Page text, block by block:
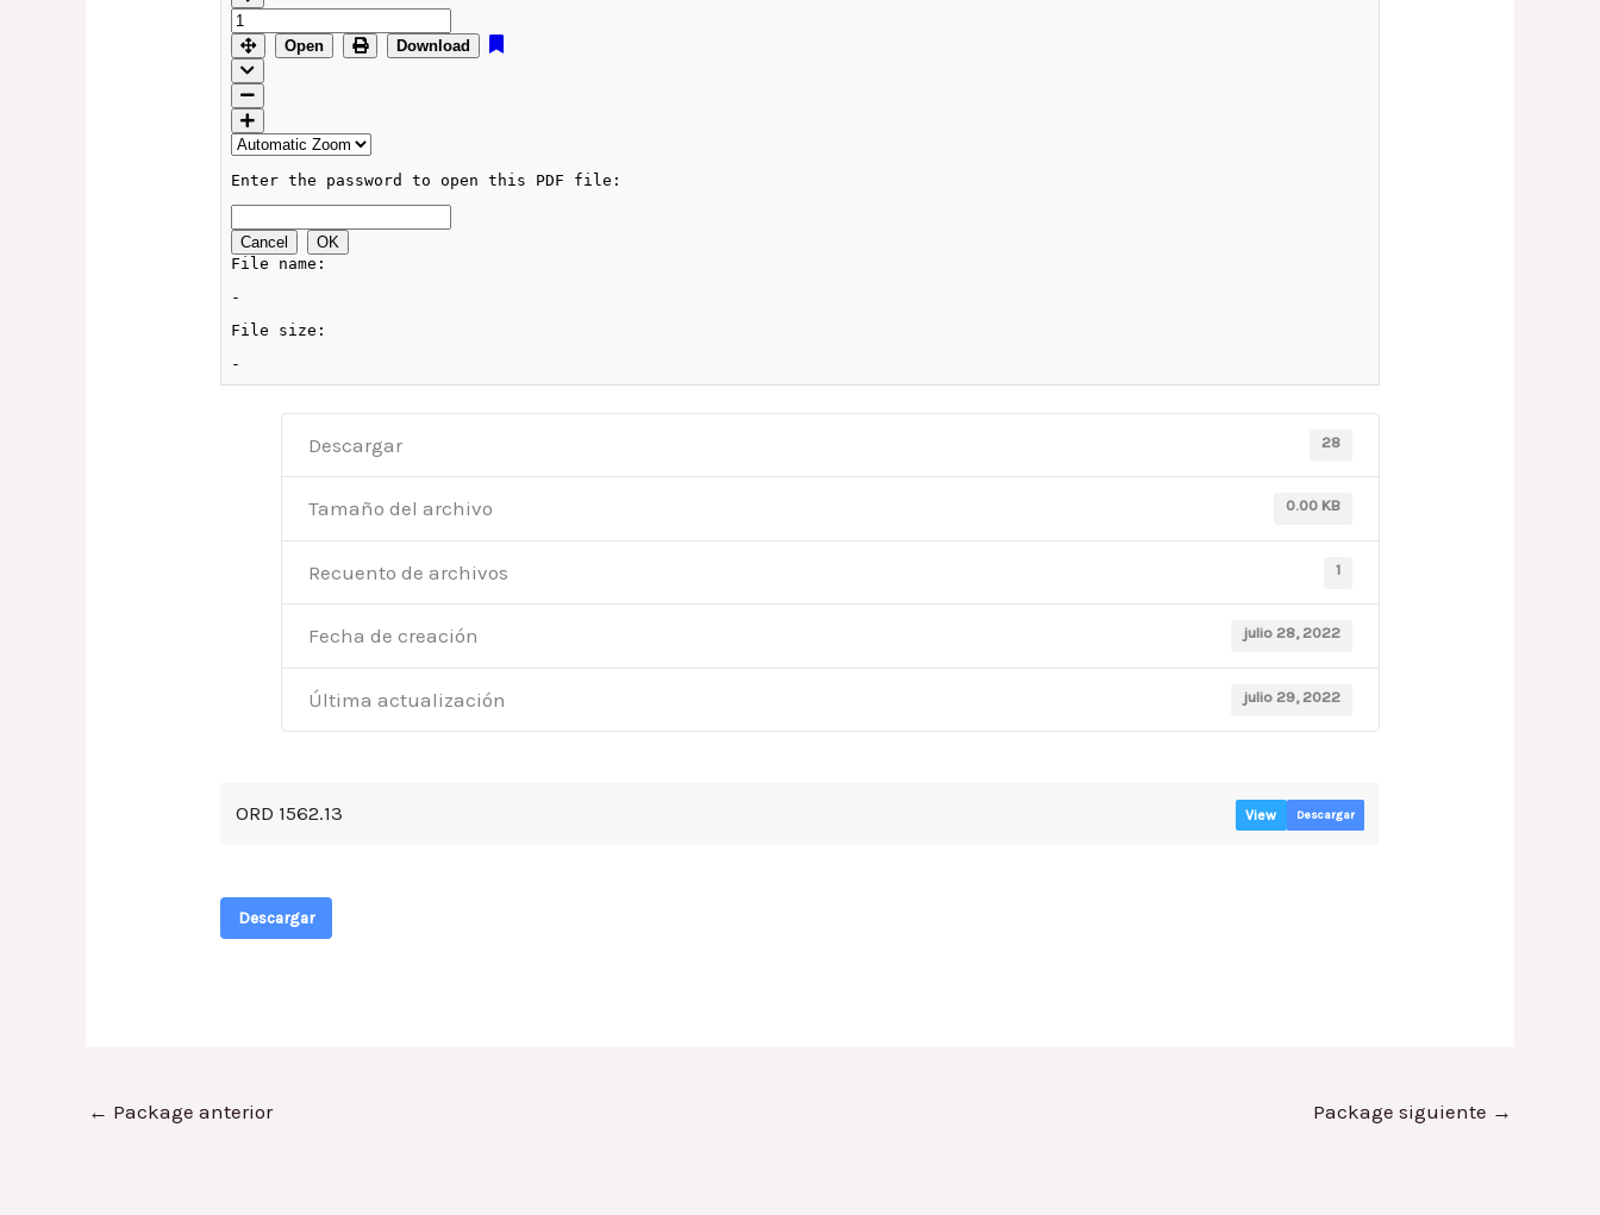
Descargar 28
Tamaño del archivo 0.00 KB
Recuento de archivos 1
Fecha de creación julio 28, 2022
Última actualización julio 29, 2022
ORD 1562.13 View Descargar
Descargar
← Package anterior Package siguiente →